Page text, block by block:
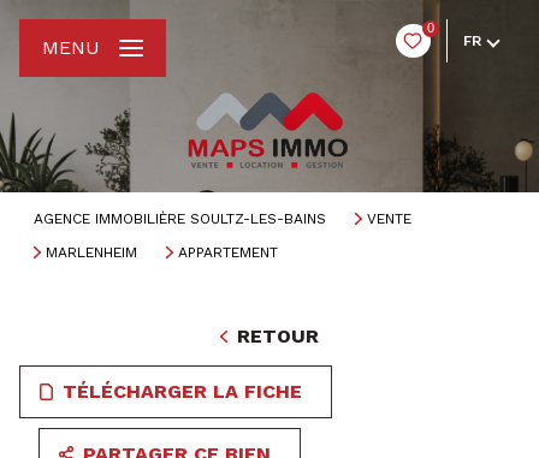
0
FR
MENU
AGENCE IMMOBILIÈRE SOULTZ-LES-BAINS
VENTE
MARLENHEIM
APPARTEMENT
RETOUR
TÉLÉCHARGER LA FICHE